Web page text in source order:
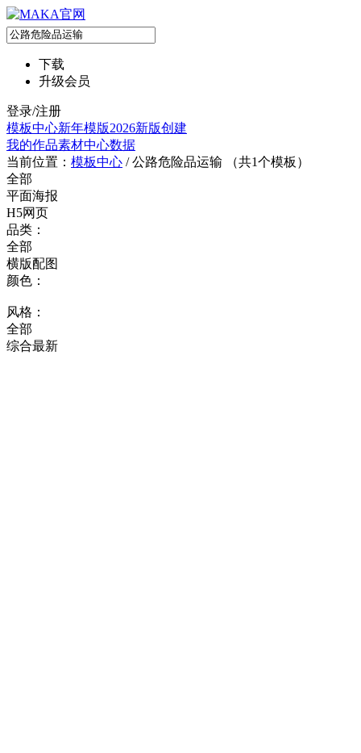
下载
升级会员
登录/注册
模板中心新年模版2026新版创建
我的作品素材中心数据
当前位置： 模板中心 /公路危险品运输 （共1个模板）
全部
平面海报
H5网页
品类：
全部
横版配图
颜色：
风格：
全部
综合最新